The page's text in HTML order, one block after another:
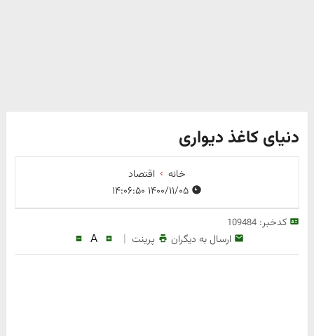
دنیای کاغذ دیواری
خانه
اقتصاد
کدخبر:109484
ارسال به دیگران پرینت |
A